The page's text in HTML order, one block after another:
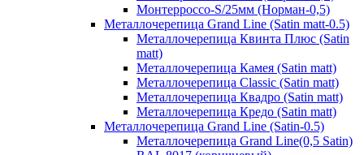
Монтерроссо-S/25мм (Норман-0,5)
Металлочерепица Grand Line (Satin matt-0.5)
Металлочерепица Квинта Плюс (Satin
matt)
Металлочерепица Камея (Satin matt)
Металлочерепица Classic (Satin matt)
Металлочерепица Квадро (Satin matt)
Металлочерепица Кредо (Satin matt)
Металлочерепица Grand Line (Satin-0.5)
Металлочерепица Grand Line(0,5 Satin)